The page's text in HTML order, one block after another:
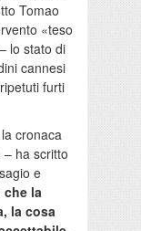
Tomao
«teso
lo stato di
cannesi
furti
cronaca
– ha scritto
e
che la
la cosa